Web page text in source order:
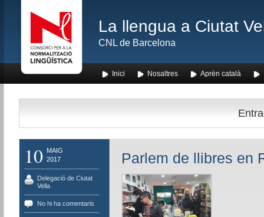
La llengua a Ciutat
CNL de Barcelona
Inici Nosaltres Aprèn català
10
MAIG
2017
Delegació de Ciutat
Vella
No hi ha comentaris
Parlem de llibres en